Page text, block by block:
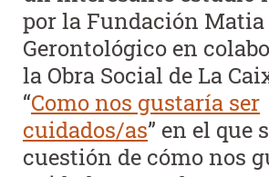
navegación
por la Fundación
Gerontológico en
la Obra Social de La
“Como nos gustaría ser
cuidados/as” en el que
cuestión de cómo nos